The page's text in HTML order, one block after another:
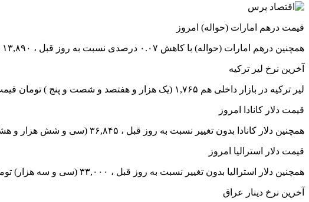
قیمت درهم امارات (حواله) امروز
همچنین درهم امارات (حواله) با کاهش ۰.۰۷ درصدی نسبت به روز قبل ، ۱۳,۸۹۰ (سیزده هزار و هشتصد و نود ) تومان معامله شد.
آخرین نرخ لیر ترکیه
لیر ترکیه در بازار داخلی هم ۱,۷۶۵ (یک هزار و هفتصد و شصت و پنج ) تومان قیمت خورد.
قیمت دلار کانادا امروز
همچنین دلار کانادا بدون تغییر نسبت به روز قبل ، ۳۶,۸۴۵ (سی و شش هزار و هشتصد و چهل و پنج ) تومان معامله شد.
قیمت دلار استرالیا امروز
همچنین دلار استرالیا بدون تغییر نسبت به روز قبل ، ۳۳,۰۰۰ (سی و سه هزار) تومان معامله شد.
آخرین نرخ دینار عراق